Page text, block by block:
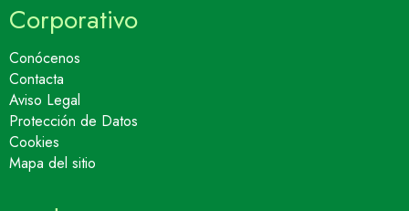
Corporativo
Conócenos
Contacta
Aviso Legal
Protección de Datos
Cookies
Mapa del sitio